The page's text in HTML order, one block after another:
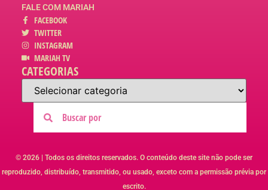
FALE COM MARIAH
FACEBOOK
TWITTER
INSTAGRAM
MARIAH TV
CATEGORIAS
© 2026 | Todos os direitos reservados. O conteúdo deste site não pode ser
reproduzido, distribuído, transmitido, ou usado, exceto com a permissão prévia por
escrito.